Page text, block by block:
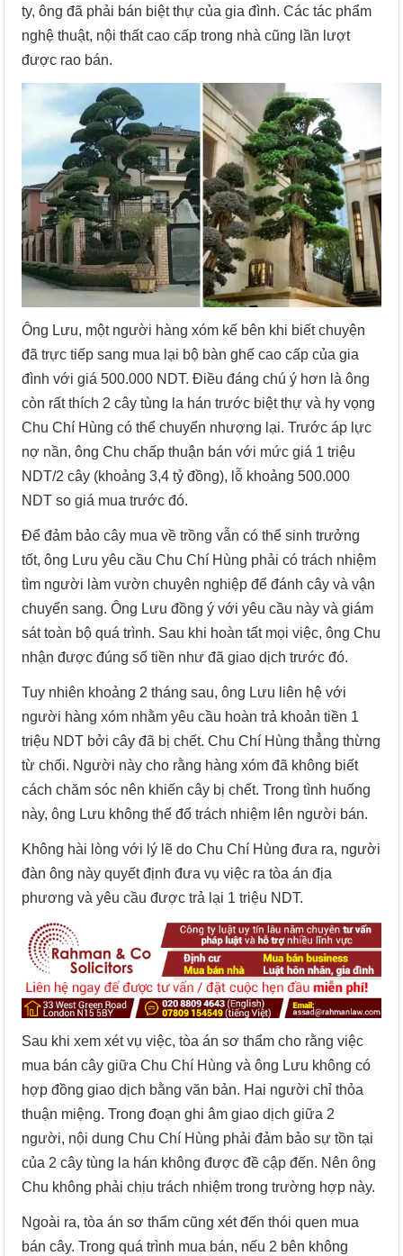
ty, ông đã phải bán biệt thự của gia đình. Các tác phẩm
nghệ thuật, nội thất cao cấp trong nhà cũng lần lượt
được rao bán.
Ông Lưu, một người hàng xóm kế bên khi biết chuyện
đã trực tiếp sang mua lại bộ bàn ghế cao cấp của gia
đình với giá 500.000 NDT. Điều đáng chú ý hơn là ông
còn rất thích 2 cây tùng la hán trước biệt thự và hy vọng
Chu Chí Hùng có thể chuyển nhượng lại. Trước áp lực
nợ nần, ông Chu chấp thuận bán với mức giá 1 triệu
NDT/2 cây (khoảng 3,4 tỷ đồng), lỗ khoảng 500.000
NDT so giá mua trước đó.
Để đảm bảo cây mua về trồng vẫn có thể sinh trưởng
tốt, ông Lưu yêu cầu Chu Chí Hùng phải có trách nhiệm
tìm người làm vườn chuyên nghiệp để đánh cây và vận
chuyển sang. Ông Lưu đồng ý với yêu cầu này và giám
sát toàn bộ quá trình. Sau khi hoàn tất mọi việc, ông Chu
nhận được đúng số tiền như đã giao dịch trước đó.
Tuy nhiên khoảng 2 tháng sau, ông Lưu liên hệ với
người hàng xóm nhằm yêu cầu hoàn trả khoản tiền 1
triệu NDT bởi cây đã bị chết. Chu Chí Hùng thẳng thừng
từ chối. Người này cho rằng hàng xóm đã không biết
cách chăm sóc nên khiến cây bị chết. Trong tình huống
này, ông Lưu không thể đổ trách nhiệm lên người bán.
Không hài lòng với lý lẽ do Chu Chí Hùng đưa ra, người
đàn ông này quyết định đưa vụ việc ra tòa án địa
phương và yêu cầu được trả lại 1 triệu NDT.
Sau khi xem xét vụ việc, tòa án sơ thẩm cho rằng việc
mua bán cây giữa Chu Chí Hùng và ông Lưu không có
hợp đồng giao dịch bằng văn bản. Hai người chỉ thỏa
thuận miệng. Trong đoạn ghi âm giao dịch giữa 2
người, nội dung Chu Chí Hùng phải đảm bảo sự tồn tại
của 2 cây tùng la hán không được đề cập đến. Nên ông
Chu không phải chịu trách nhiệm trong trường hợp này.
Ngoài ra, tòa án sơ thẩm cũng xét đến thói quen mua
bán cây. Trong quá trình mua bán, nếu 2 bên không